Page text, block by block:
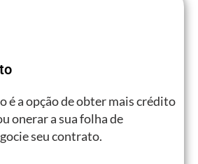
é a opção de obter mais crédito
onerar a sua folha de
seu contrato.